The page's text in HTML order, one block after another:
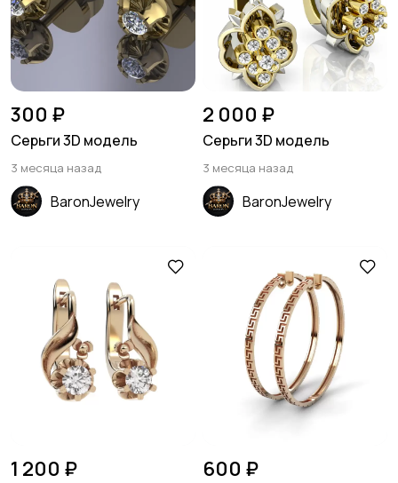
300 ₽
Серьги 3D модель
3 месяца назад
BaronJewelry
2 000 ₽
Серьги 3D модель
3 месяца назад
BaronJewelry
1 200 ₽ 600 ₽